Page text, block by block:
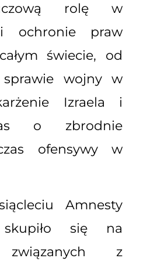
rolę w
ochronie praw
świecie, od
wojny w
Izraela i
o zbrodnie
ofensywy w
Amnesty
skupiło się na
związanych z